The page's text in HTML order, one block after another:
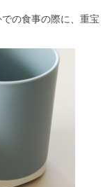
の食事の際に、重宝